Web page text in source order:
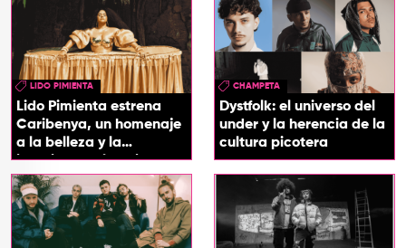
LIDO PIMIENTA
Lido Pimienta estrena
Caribenya, un homenaje
a la belleza y la
identidad del Caribe
CHAMPETA
Dystfolk: el universo del
under y la herencia de la
cultura picotera